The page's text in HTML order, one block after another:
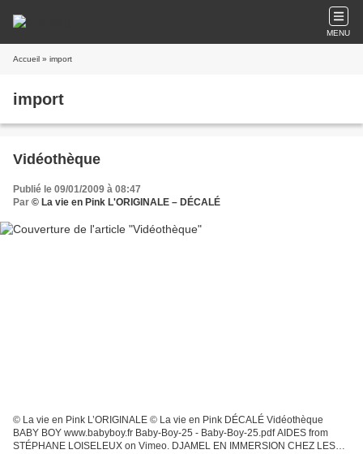
MENU
Accueil » import
import
Vidéothèque
Publié le 09/01/2009 à 08:47
Par © La vie en Pink L'ORIGINALE – DÉCALÉ
© La vie en Pink L’ORIGINALE © La vie en Pink DÉCALÉ Vidéothèque
BABY BOY www.babyboy.fr Baby-Boy-25 - Baby-Boy-25.pdf AIDES from
STÉPHANE LOISELEUX on Vimeo. DJAMEL EN IMMERSION CHEZ LES